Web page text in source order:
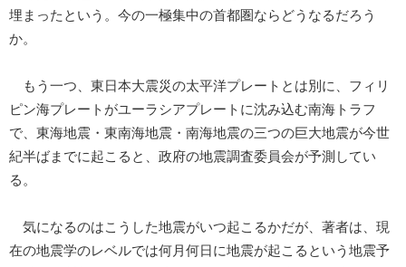
埋まったという。今の一極集中の首都圏ならどうなるだろう
か。
もう一つ、東日本大震災の太平洋プレートとは別に、フィリ
ピン海プレートがユーラシアプレートに沈み込む南海トラフ
で、東海地震・東南海地震・南海地震の三つの巨大地震が今世
紀半ばまでに起こると、政府の地震調査委員会が予測してい
る。
気になるのはこうした地震がいつ起こるかだが、著者は、現
在の地震学のレベルでは何月何日に地震が起こるという地震予